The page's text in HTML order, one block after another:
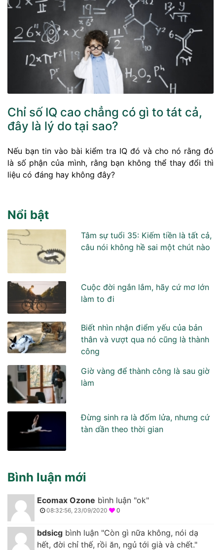
Chỉ số IQ cao chẳng có gì to tát cả,
đây là lý do tại sao?
Nếu bạn tin vào bài kiểm tra IQ đó và cho nó rằng đó
là số phận của mình, rằng bạn không thể thay đổi thì
liệu có đáng hay không đây?
Nổi bật
Tâm sự tuổi 35: Kiếm tiền là tất cả,
câu nói không hề sai một chút nào
Cuộc đời ngắn lắm, hãy cứ mơ lớn
làm to đi
Biết nhìn nhận điểm yếu của bản
thân và vượt qua nó cũng là thành
công
Giờ vàng để thành công là sau giờ
làm
Đừng sinh ra là đốm lửa, nhưng cứ
tàn dần theo thời gian
Bình luận mới
Ecomax Ozone bình luận "ok"
08:32:56, 23/09/2020 0
bdsicg bình luận "Còn gì nữa không, nói dạ
hết, đời chỉ thế, rồi ăn, ngủ tới già và chết."